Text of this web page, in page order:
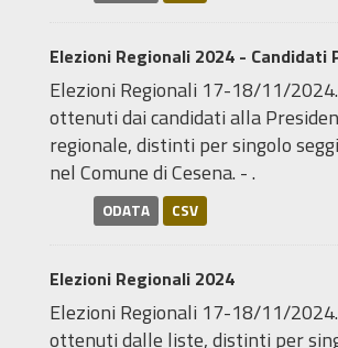
Elezioni Regionali 2024 - Candidati
Elezioni Regionali 17-18/11/
ottenuti dai candidati alla
regionale, distinti per singolo
nel Comune di Cesena. - .
ODATA CSV
Elezioni Regionali 2024
Elezioni Regionali 17-18/11/
ottenuti dalle liste, distinti per